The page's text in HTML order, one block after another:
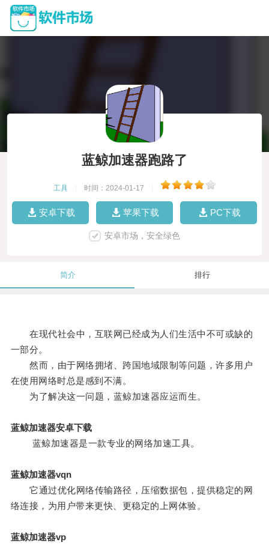
蓝鲸加速器跑路了
工具 时间：2024-01-17
安卓下载 苹果下载 PC下载
安卓市场，安全绿色
简介 排行
在现代社会中，互联网已经成为人们生活中不可或缺的
一部分。
然而，由于网络拥堵、跨国地域限制等问题，许多用户
在使用网络时总是感到不满。
为了解决这一问题，蓝鲸加速器应运而生。
蓝鲸加速器安卓下载
蓝鲸加速器是一款专业的网络加速工具。
蓝鲸加速器vqn
它通过优化网络传输路径，压缩数据包，提供稳定的网
络连接，为用户带来更快、更稳定的上网体验。
蓝鲸加速器vp